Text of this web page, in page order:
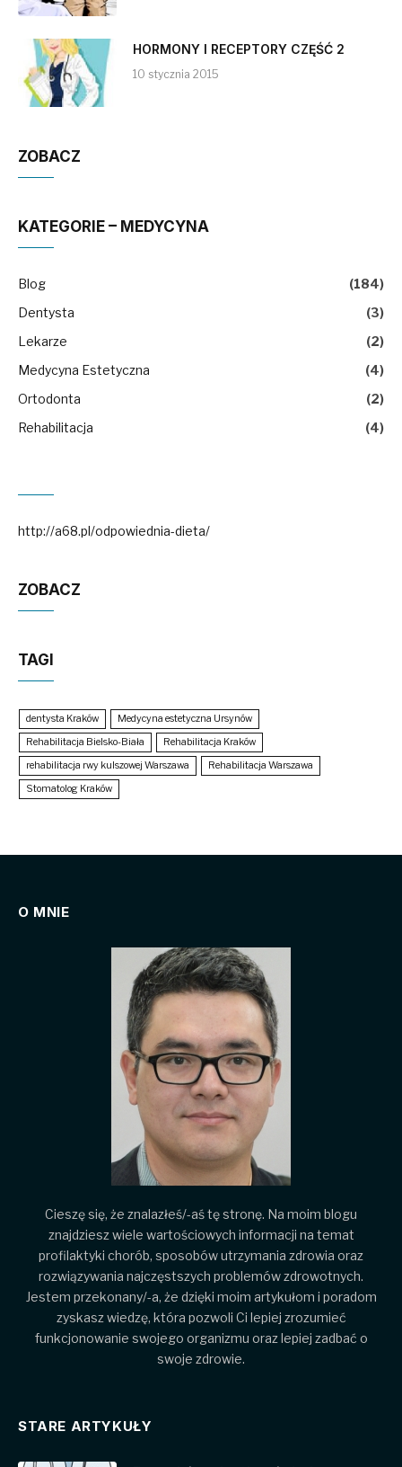
HORMONY I RECEPTORY CZĘŚĆ 2
10 stycznia 2015
ZOBACZ
KATEGORIE – MEDYCYNA
Blog
(184)
Dentysta
(3)
Lekarze
(2)
Medycyna Estetyczna
(4)
Ortodonta
(2)
Rehabilitacja
(4)
http://a68.pl/odpowiednia-dieta/
ZOBACZ
TAGI
dentysta Kraków
Medycyna estetyczna Ursynów
Rehabilitacja Bielsko-Biała
Rehabilitacja Kraków
rehabilitacja rwy kulszowej Warszawa
Rehabilitacja Warszawa
Stomatolog Kraków
O MNIE
Cieszę się, że znalazłeś/-aś tę stronę. Na moim blogu
znajdziesz wiele wartościowych informacji na temat
profilaktyki chorób, sposobów utrzymania zdrowia oraz
rozwiązywania najczęstszych problemów zdrowotnych.
Jestem przekonany/-a, że dzięki moim artykułom i poradom
zyskasz wiedzę, która pozwoli Ci lepiej zrozumieć
funkcjonowanie swojego organizmu oraz lepiej zadbać o
swoje zdrowie.
STARE ARTYKUŁY